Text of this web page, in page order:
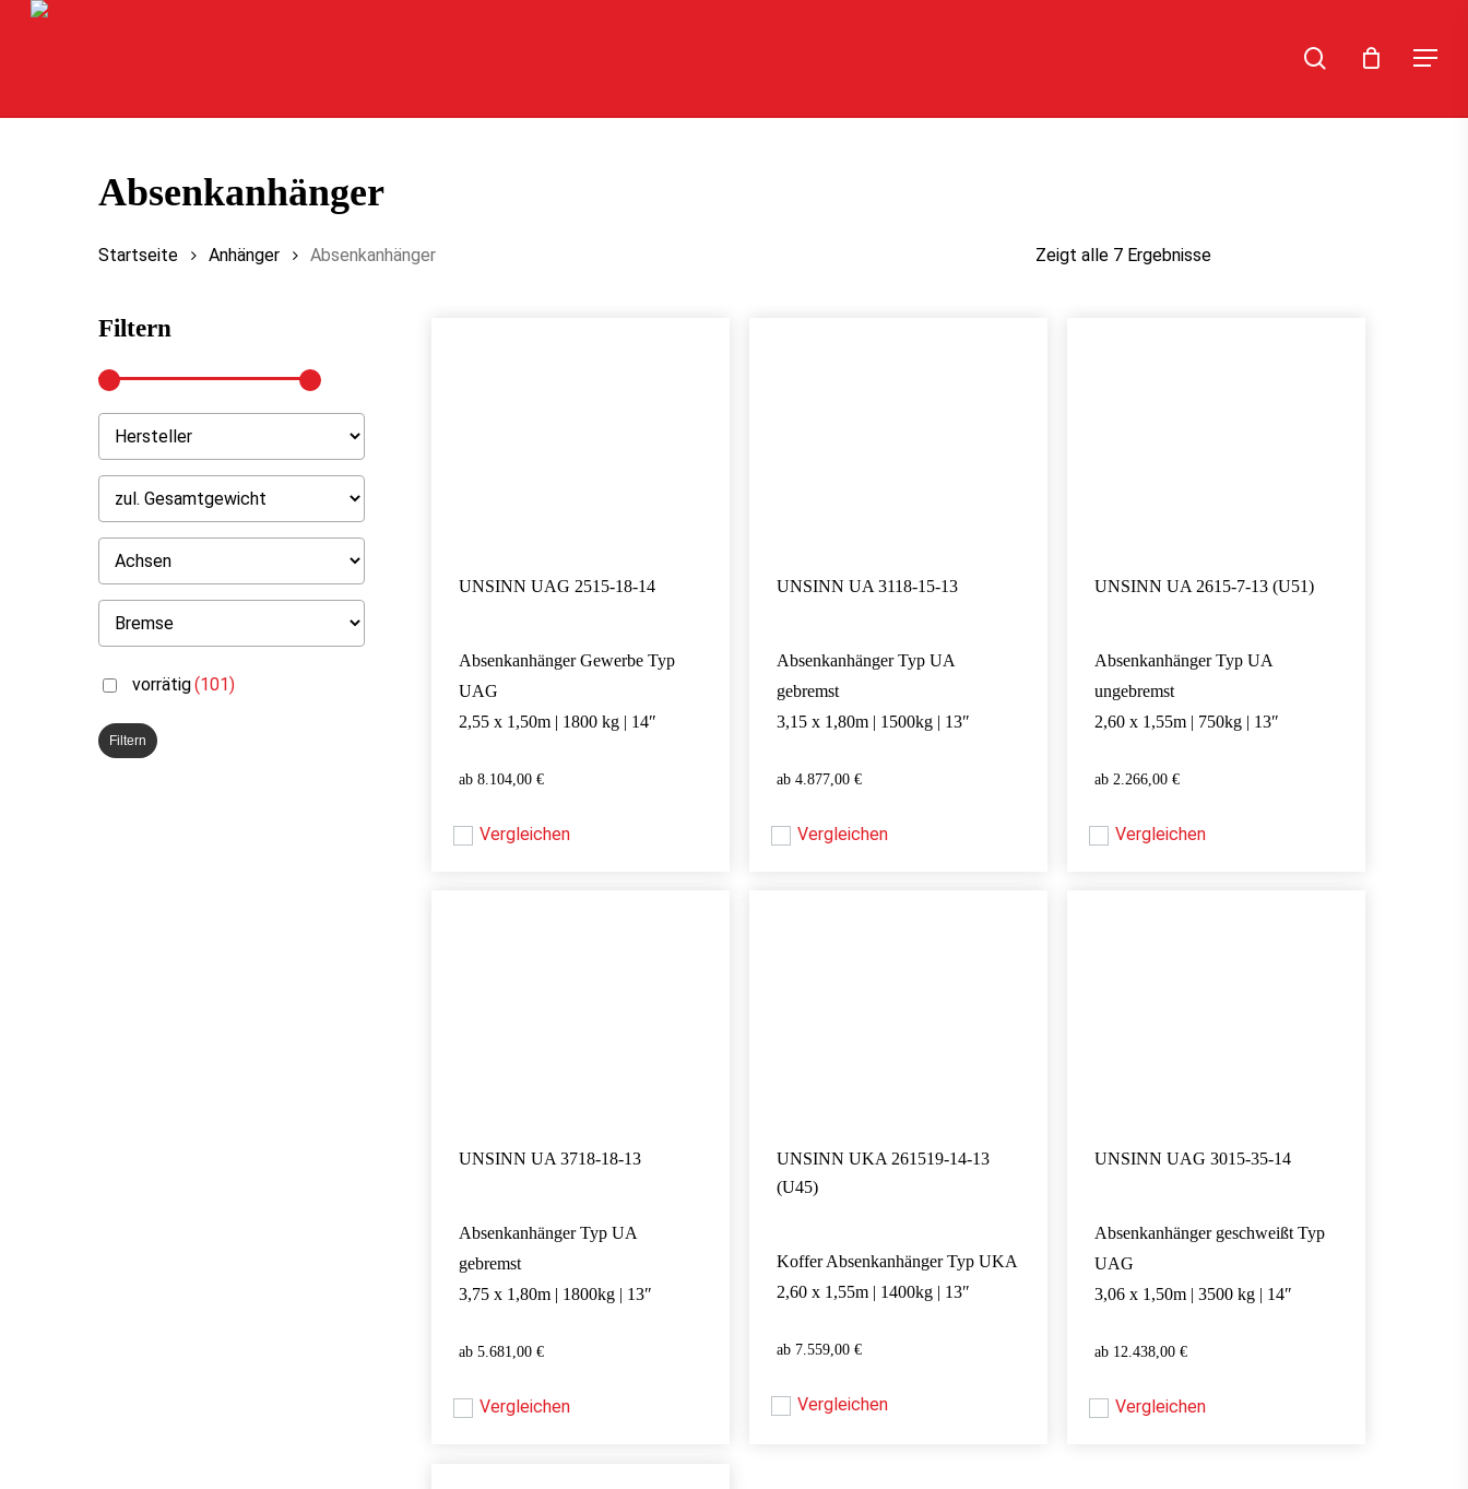
Skip
Menu
search
Absenkanhänger
Zeigt alle 7 Ergebnisse
Startseite Anhänger Absenkanhänger
Filtern
vorrätig(101)
Filtern
UNSINN UAG 2515-18-14
Absenkanhänger Gewerbe Typ
UAG
2,55 x 1,50m | 1800 kg | 14″
8.104,00€
8.104,00
Vergleichen
UNSINN UA 3118-15-13
Absenkanhänger Typ UA
gebremst
3,15 x 1,80m | 1500kg | 13″
4.877,00 €
4.877,00
Vergleichen
UNSINN UA 2615-7-13 (U51)
Absenkanhänger Typ UA
ungebremst
2,60 x 1,55m | 750kg | 13″
2.266,00 €
2.266,00
Vergleichen
UNSINN UA 3718-18-13
Absenkanhänger Typ UA
gebremst
3,75 x 1,80m | 1800kg | 13″
5.681,00€
5.681,00
Vergleichen
UNSINN UKA 261519-14-13
(U45)
Koffer Absenkanhänger Typ UKA
2,60 x 1,55m | 1400kg | 13″
7.559,00 €
7.559,00
Vergleichen
UNSINN UAG 3015-35-14
Absenkanhänger geschweißt Typ
UAG
3,06 x 1,50m | 3500 kg | 14″
12.438,00 €
12.438,00
Vergleichen